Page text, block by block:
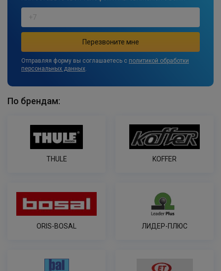
Отправляя форму вы соглашаетесь с политикой обработки
персональных данных.
По брендам:
THULE KOFFER
ORIS-BOSAL ЛИДЕР-ПЛЮС